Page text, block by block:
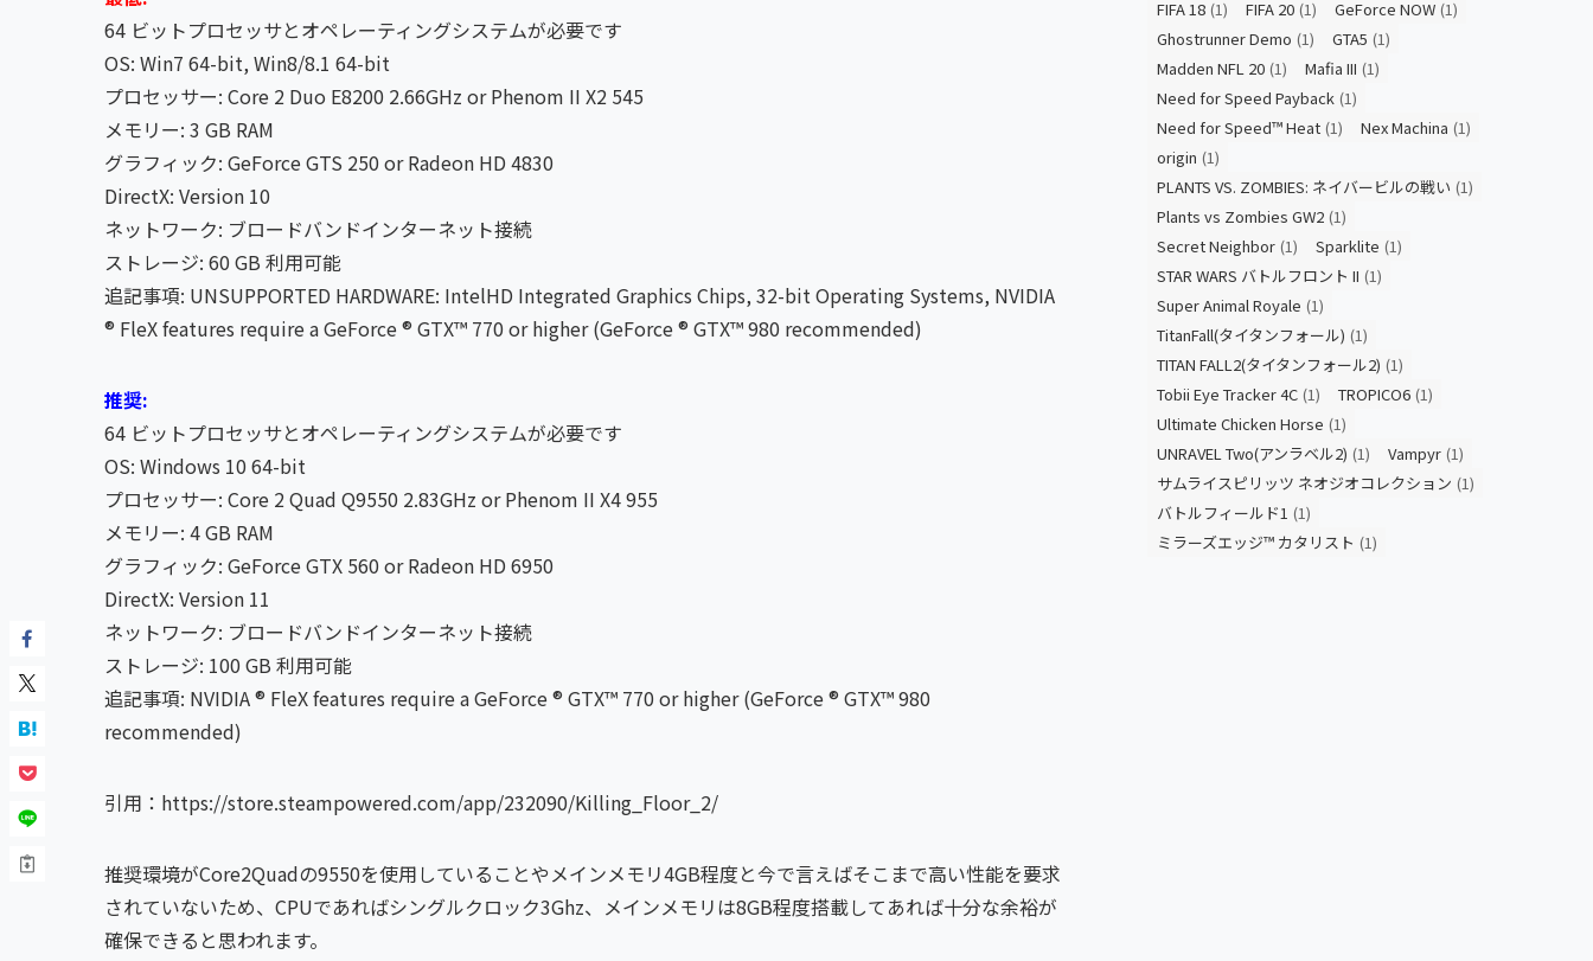
64 ビットプロセッサとオペレーティングシステムが必要です
OS: Win7 64-bit, Win8/8.1 64-bit
プロセッサー: Core 2 Duo E8200 2.66GHz or Phenom II X2 545
メモリー: 3 GB RAM
グラフィック: GeForce GTS 250 or Radeon HD 4830
DirectX: Version 10
ネットワーク: ブロードバンドインターネット接続
ストレージ: 60 GB 利用可能
追記事項: UNSUPPORTED HARDWARE: IntelHD Integrated Graphics Chips, 32-bit Operating Systems, NVIDIA
® FleX features require a GeForce ® GTX™ 770 or higher (GeForce ® GTX™ 980 recommended)
推奨:
64 ビットプロセッサとオペレーティングシステムが必要です
OS: Windows 10 64-bit
プロセッサー: Core 2 Quad Q9550 2.83GHz or Phenom II X4 955
メモリー: 4 GB RAM
グラフィック: GeForce GTX 560 or Radeon HD 6950
DirectX: Version 11
ネットワーク: ブロードバンドインターネット接続
ストレージ: 100 GB 利用可能
追記事項: NVIDIA ® FleX features require a GeForce ® GTX™ 770 or higher (GeForce ® GTX™ 980
recommended)
引用：https://store.steampowered.com/app/232090/Killing_Floor_2/
推奨環境がCore2Quadの9550を使用していることやメインメモリ4GB程度と今で言えばそこまで高い性能を要求
されていないため、CPUであればシングルクロック3Ghz、メインメモリは8GB程度搭載してあれば十分な余裕が
確保できると思われます。
FIFA 18 (1) FIFA 20 (1) GeForce NOW (1)
Ghostrunner Demo (1) GTA5 (1)
Madden NFL 20 (1) Mafia III (1)
Need for Speed Payback (1)
Need for Speed™ Heat (1) Nex Machina (1)
origin (1)
PLANTS VS. ZOMBIES: ネイバービルの戦い (1)
Plants vs Zombies GW2 (1)
Secret Neighbor (1) Sparklite (1)
STAR WARS バトルフロント II (1)
Super Animal Royale (1)
TitanFall(タイタンフォール) (1)
TITAN FALL2(タイタンフォール2) (1)
Tobii Eye Tracker 4C (1) TROPICO6 (1)
Ultimate Chicken Horse (1)
UNRAVEL Two(アンラベル2) (1) Vampyr (1)
サムライスピリッツ ネオジオコレクション (1)
バトルフィールド1 (1)
ミラーズエッジ™ カタリスト (1)